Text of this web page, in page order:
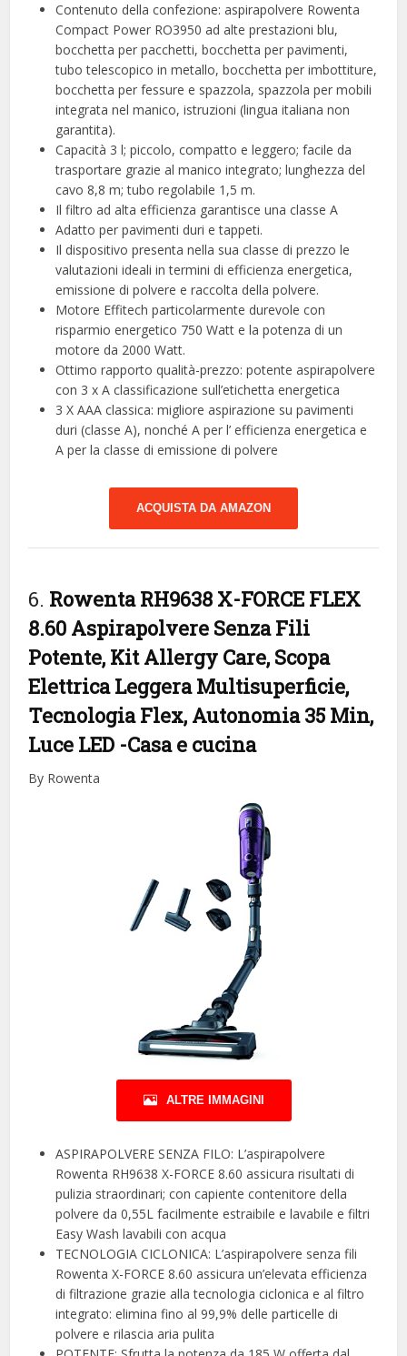
Contenuto della confezione: aspirapolvere Rowenta
Compact Power RO3950 ad alte prestazioni blu,
bocchetta per pacchetti, bocchetta per pavimenti,
tubo telescopico in metallo, bocchetta per imbottiture,
bocchetta per fessure e spazzola, spazzola per mobili
integrata nel manico, istruzioni (lingua italiana non
garantita).
Capacità 3 l; piccolo, compatto e leggero; facile da
trasportare grazie al manico integrato; lunghezza del
cavo 8,8 m; tubo regolabile 1,5 m.
Il filtro ad alta efficienza garantisce una classe A
Adatto per pavimenti duri e tappeti.
Il dispositivo presenta nella sua classe di prezzo le
valutazioni ideali in termini di efficienza energetica,
emissione di polvere e raccolta della polvere.
Motore Effitech particolarmente durevole con
risparmio energetico 750 Watt e la potenza di un
motore da 2000 Watt.
Ottimo rapporto qualità-prezzo: potente aspirapolvere
con 3 x A classificazione sull’etichetta energetica
3 X AAA classica: migliore aspirazione su pavimenti
duri (classe A), nonché A per l’ efficienza energetica e
A per la classe di emissione di polvere
ACQUISTA DA AMAZON
6. Rowenta RH9638 X-FORCE FLEX
8.60 Aspirapolvere Senza Fili
Potente, Kit Allergy Care, Scopa
Elettrica Leggera Multisuperficie,
Tecnologia Flex, Autonomia 35 Min,
Luce LED -Casa e cucina
By Rowenta
ALTRE IMMAGINI
ASPIRAPOLVERE SENZA FILO: L’aspirapolvere
Rowenta RH9638 X-FORCE 8.60 assicura risultati di
pulizia straordinari; con capiente contenitore della
polvere da 0,55L facilmente estraibile e lavabile e filtri
Easy Wash lavabili con acqua
TECNOLOGIA CICLONICA: L’aspirapolvere senza fili
Rowenta X-FORCE 8.60 assicura un’elevata efficienza
di filtrazione grazie alla tecnologia ciclonica e al filtro
integrato: elimina fino al 99,9% delle particelle di
polvere e rilascia aria pulita